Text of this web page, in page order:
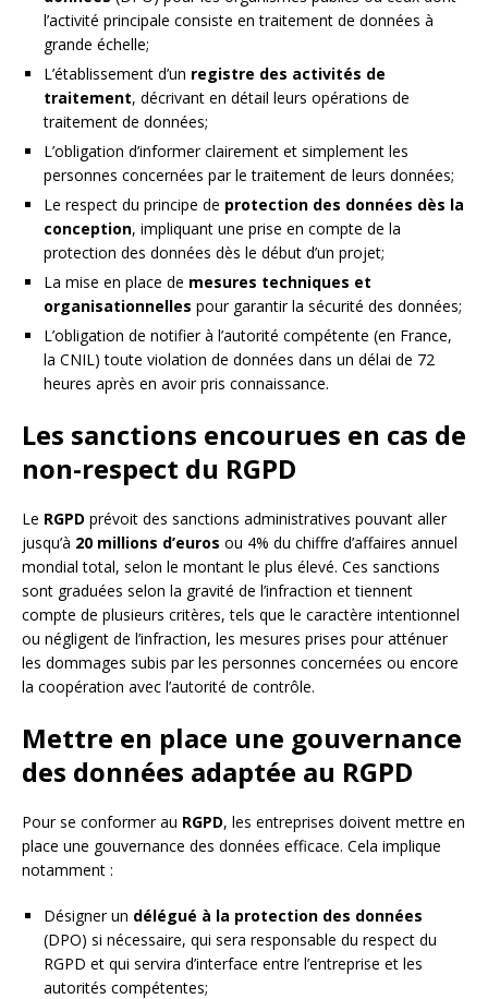
l’activité principale consiste en traitement de données à
grande échelle;
L’établissement d’un registre des activités de
traitement, décrivant en détail leurs opérations de
traitement de données;
L’obligation d’informer clairement et simplement les
personnes concernées par le traitement de leurs données;
Le respect du principe de protection des données dès la
conception, impliquant une prise en compte de la
protection des données dès le début d’un projet;
La mise en place de mesures techniques et
organisationnelles pour garantir la sécurité des données;
L’obligation de notifier à l’autorité compétente (en France,
la CNIL) toute violation de données dans un délai de 72
heures après en avoir pris connaissance.
Les sanctions encourues en cas de
non-respect du RGPD
Le RGPD prévoit des sanctions administratives pouvant aller
jusqu’à 20 millions d’euros ou 4% du chiffre d’affaires annuel
mondial total, selon le montant le plus élevé. Ces sanctions
sont graduées selon la gravité de l’infraction et tiennent
compte de plusieurs critères, tels que le caractère intentionnel
ou négligent de l’infraction, les mesures prises pour atténuer
les dommages subis par les personnes concernées ou encore
la coopération avec l’autorité de contrôle.
Mettre en place une gouvernance
des données adaptée au RGPD
Pour se conformer au RGPD, les entreprises doivent mettre en
place une gouvernance des données efficace. Cela implique
notamment :
Désigner un délégué à la protection des données
(DPO) si nécessaire, qui sera responsable du respect du
RGPD et qui servira d’interface entre l’entreprise et les
autorités compétentes;